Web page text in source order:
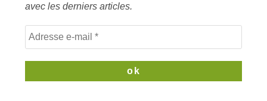
avec les derniers articles.